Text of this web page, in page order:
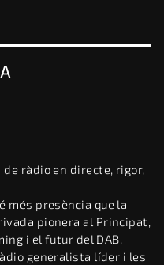
de ràdio en directe, rigor,
més presència que la
pionera al Principat,
i el futur del DAB.
generalista líder i les